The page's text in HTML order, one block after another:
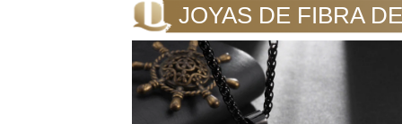
JOYAS DE FIBRA